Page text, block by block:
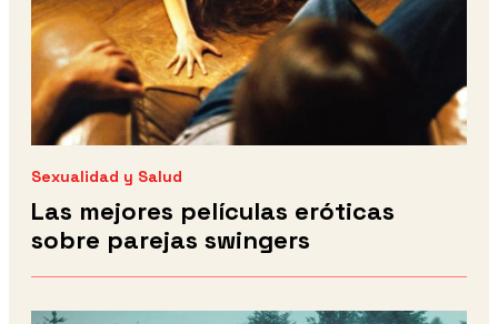
Sexualidad y Salud
Las mejores películas eróticas
sobre parejas swingers